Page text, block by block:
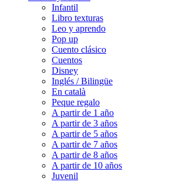
Infantil
Libro texturas
Leo y aprendo
Pop up
Cuento clásico
Cuentos
Disney
Inglés / Bilingüe
En català
Peque regalo
A partir de 1 año
A partir de 3 años
A partir de 5 años
A partir de 7 años
A partir de 8 años
A partir de 10 años
Juvenil